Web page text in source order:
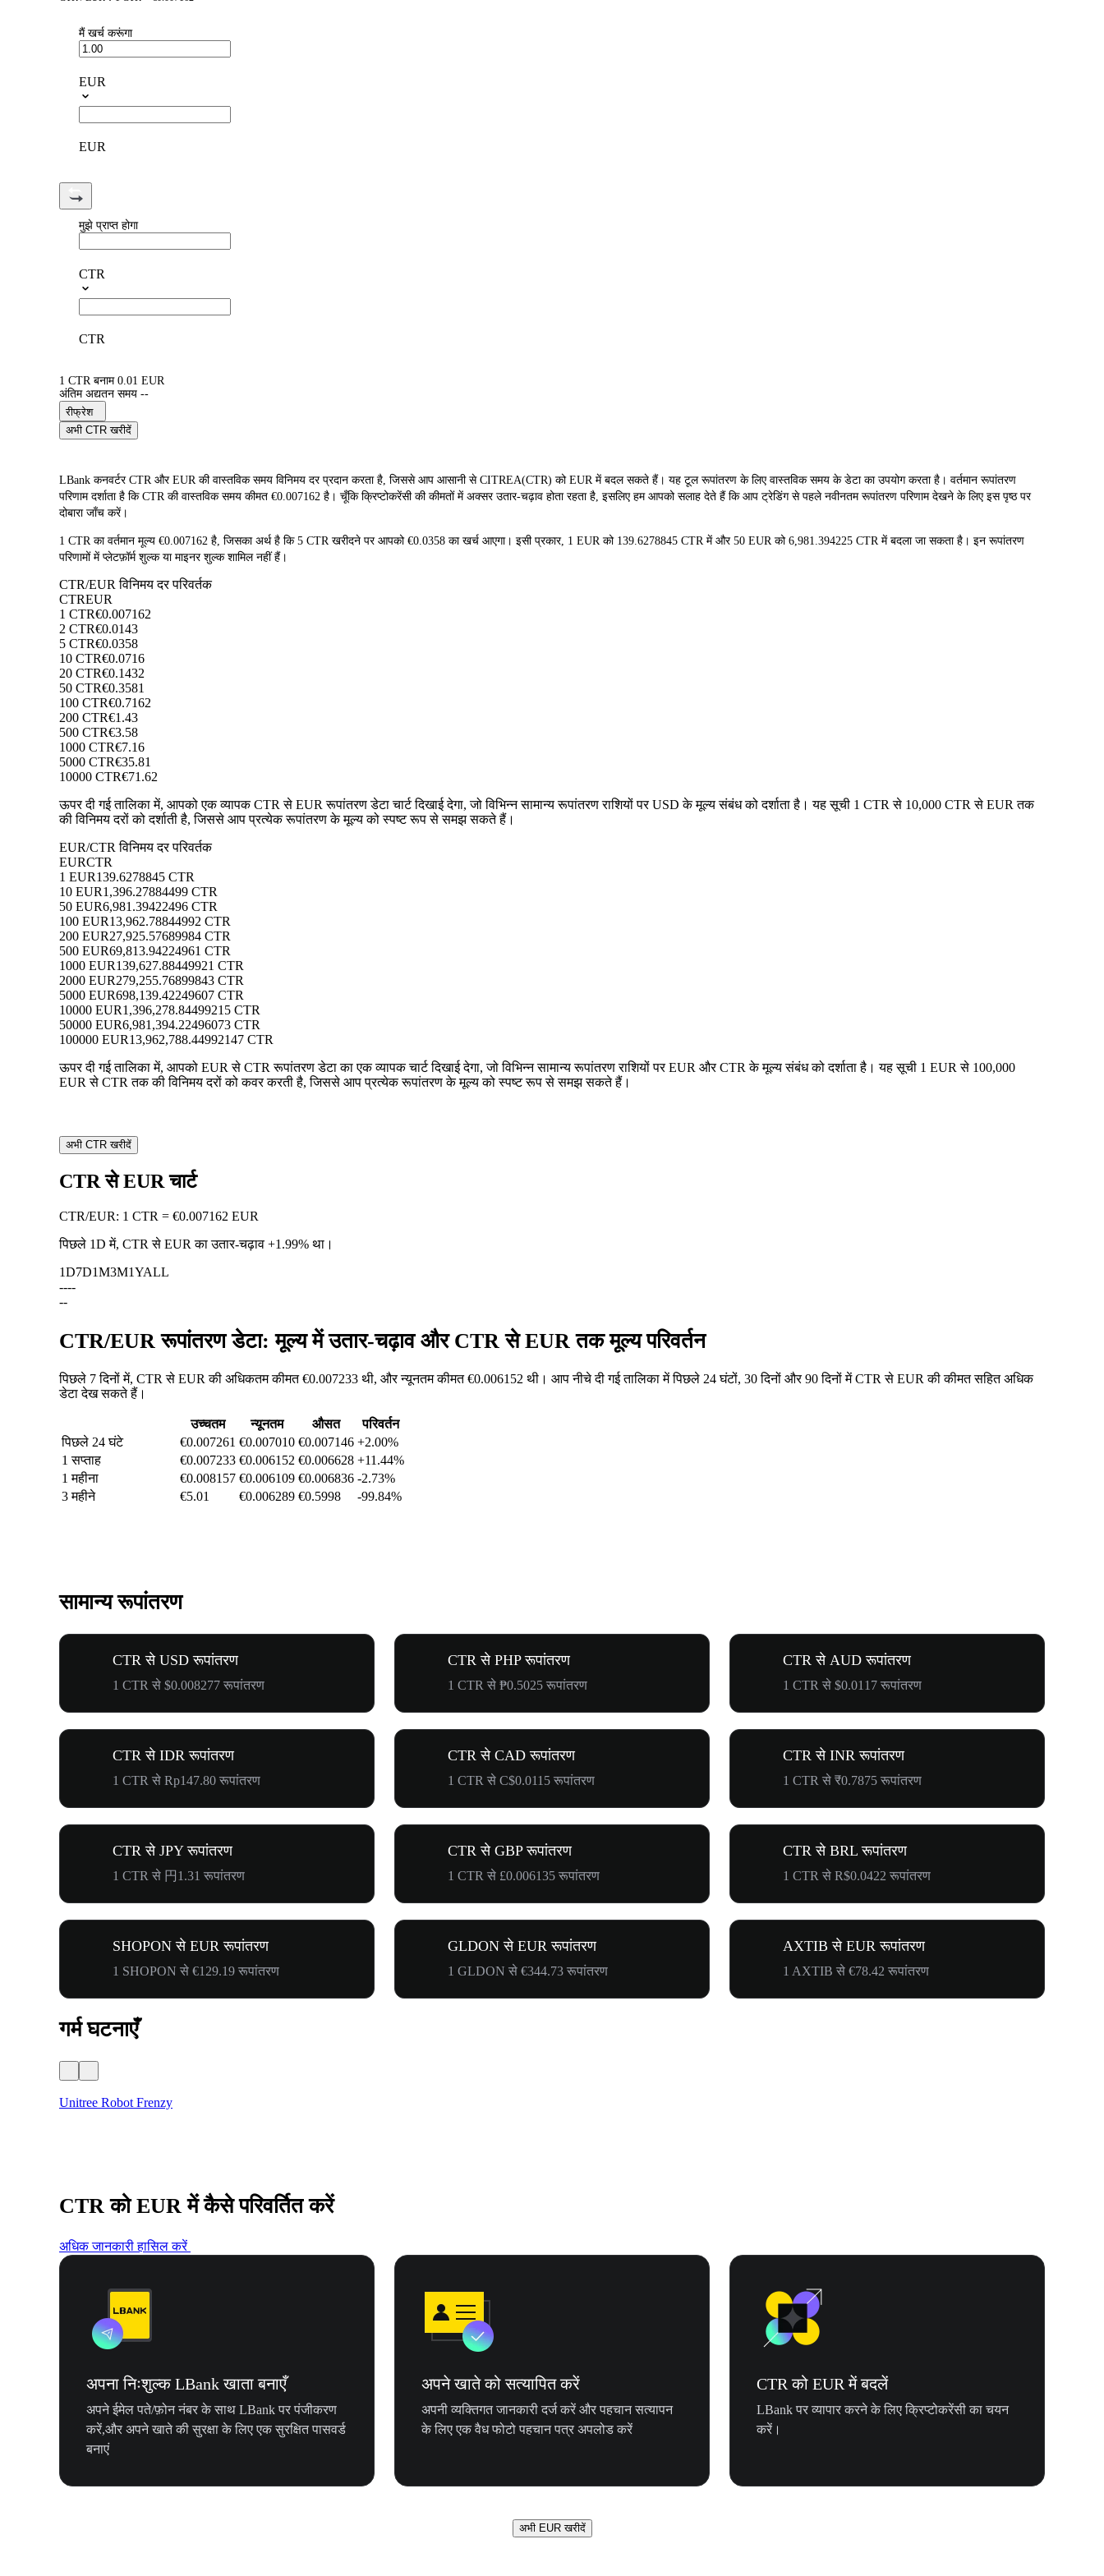
मैं खर्च करूंगा
EUR
EUR
मुझे प्राप्त होगा
CTR
CTR
1 CTR बनाम 0.01 EUR
अंतिम अद्यतन समय --
रीफ्रेश
अभी CTR खरीदें
LBank कनवर्टर CTR और EUR की वास्तविक समय विनिमय दर प्रदान करता है, जिससे आप आसानी से CITREA(CTR) को EUR में बदल सकते हैं। यह टूल रूपांतरण के लिए वास्तविक समय के डेटा का उपयोग करता है। वर्तमान रूपांतरण
परिणाम दर्शाता है कि CTR की वास्तविक समय कीमत €0.007162 है। चूँकि क्रिप्टोकरेंसी की कीमतों में अक्सर उतार-चढ़ाव होता रहता है, इसलिए हम आपको सलाह देते हैं कि आप ट्रेडिंग से पहले नवीनतम रूपांतरण परिणाम देखने के लिए इस पृष्ठ पर
दोबारा जाँच करें।
1 CTR का वर्तमान मूल्य €0.007162 है, जिसका अर्थ है कि 5 CTR खरीदने पर आपको €0.0358 का खर्च आएगा। इसी प्रकार, 1 EUR को 139.6278845 CTR में और 50 EUR को 6,981.394225 CTR में बदला जा सकता है। इन रूपांतरण
परिणामों में प्लेटफ़ॉर्म शुल्क या माइनर शुल्क शामिल नहीं हैं।
CTR/EUR विनिमय दर परिवर्तक
CTREUR
1 CTR€0.007162
2 CTR€0.0143
5 CTR€0.0358
10 CTR€0.0716
20 CTR€0.1432
50 CTR€0.3581
100 CTR€0.7162
200 CTR€1.43
500 CTR€3.58
1000 CTR€7.16
5000 CTR€35.81
10000 CTR€71.62
ऊपर दी गई तालिका में, आपको एक व्यापक CTR से EUR रूपांतरण डेटा चार्ट दिखाई देगा, जो विभिन्न सामान्य रूपांतरण राशियों पर USD के मूल्य संबंध को दर्शाता है। यह सूची 1 CTR से 10,000 CTR से EUR तक
की विनिमय दरों को दर्शाती है, जिससे आप प्रत्येक रूपांतरण के मूल्य को स्पष्ट रूप से समझ सकते हैं।
EUR/CTR विनिमय दर परिवर्तक
EURCTR
1 EUR139.6278845 CTR
10 EUR1,396.27884499 CTR
50 EUR6,981.39422496 CTR
100 EUR13,962.78844992 CTR
200 EUR27,925.57689984 CTR
500 EUR69,813.94224961 CTR
1000 EUR139,627.88449921 CTR
2000 EUR279,255.76899843 CTR
5000 EUR698,139.42249607 CTR
10000 EUR1,396,278.84499215 CTR
50000 EUR6,981,394.22496073 CTR
100000 EUR13,962,788.44992147 CTR
ऊपर दी गई तालिका में, आपको EUR से CTR रूपांतरण डेटा का एक व्यापक चार्ट दिखाई देगा, जो विभिन्न सामान्य रूपांतरण राशियों पर EUR और CTR के मूल्य संबंध को दर्शाता है। यह सूची 1 EUR से 100,000
EUR से CTR तक की विनिमय दरों को कवर करती है, जिससे आप प्रत्येक रूपांतरण के मूल्य को स्पष्ट रूप से समझ सकते हैं।
अभी CTR खरीदें
CTR से EUR चार्ट
CTR/EUR: 1 CTR = €0.007162 EUR
पिछले 1D में, CTR से EUR का उतार-चढ़ाव +1.99% था।
1D7D1M3M1YALL
----
--
CTR/EUR रूपांतरण डेटा: मूल्य में उतार-चढ़ाव और CTR से EUR तक मूल्य परिवर्तन
पिछले 7 दिनों में, CTR से EUR की अधिकतम कीमत €0.007233 थी, और न्यूनतम कीमत €0.006152 थी। आप नीचे दी गई तालिका में पिछले 24 घंटों, 30 दिनों और 90 दिनों में CTR से EUR की कीमत सहित अधिक
डेटा देख सकते हैं।
उच्चतम न्यूनतम औसत
परिवर्तन
पिछले 24 घंटे
€0.007261 €0.007010 €0.007146 +2.00%
1 सप्ताह
€0.007233 €0.006152 €0.006628 +11.44%
1 महीना
€0.008157 €0.006109 €0.006836 -2.73%
3 महीने
€5.01 €0.006289 €0.5998 -99.84%
सामान्य रूपांतरण
CTR से USD रूपांतरण
1 CTR से $0.008277 रूपांतरण
CTR से PHP रूपांतरण
1 CTR से ₱0.5025 रूपांतरण
CTR से AUD रूपांतरण
1 CTR से $0.0117 रूपांतरण
CTR से IDR रूपांतरण
1 CTR से Rp147.80 रूपांतरण
CTR से CAD रूपांतरण
1 CTR से C$0.0115 रूपांतरण
CTR से INR रूपांतरण
1 CTR से ₹0.7875 रूपांतरण
CTR से JPY रूपांतरण
1 CTR से 円1.31 रूपांतरण
CTR से GBP रूपांतरण
1 CTR से £0.006135 रूपांतरण
CTR से BRL रूपांतरण
1 CTR से R$0.0422 रूपांतरण
SHOPON से EUR रूपांतरण
1 SHOPON से €129.19 रूपांतरण
GLDON से EUR रूपांतरण
1 GLDON से €344.73 रूपांतरण
AXTIB से EUR रूपांतरण
1 AXTIB से €78.42 रूपांतरण
गर्म घटनाएँ
Unitree Robot Frenzy
CTR को EUR में कैसे परिवर्तित करें
अधिक जानकारी हासिल करें
अपना निःशुल्क LBank खाता बनाएँ
अपने ईमेल पते/फ़ोन नंबर के साथ LBank पर पंजीकरण
करें,और अपने खाते की सुरक्षा के लिए एक सुरक्षित पासवर्ड
बनाएं
अपने खाते को सत्यापित करें
अपनी व्यक्तिगत जानकारी दर्ज करें और पहचान सत्यापन
के लिए एक वैध फोटो पहचान पत्र अपलोड करें
CTR को EUR में बदलें
LBank पर व्यापार करने के लिए क्रिप्टोकरेंसी का चयन
करें।
अभी EUR खरीदें